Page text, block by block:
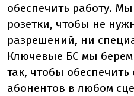
обеспечить работу.
розетки, чтобы не
разрешений, ни
Ключевые БС мы
так, чтобы обеспечить
абонентов в любом